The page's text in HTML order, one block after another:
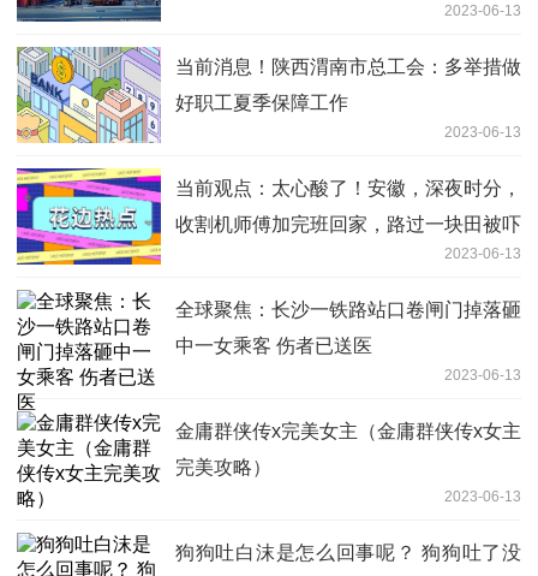
2023-06-13
当前消息！陕西渭南市总工会：多举措做
好职工夏季保障工作
2023-06-13
当前观点：太心酸了！安徽，深夜时分，
收割机师傅加完班回家，路过一块田被吓
2023-06-13
全球聚焦：长沙一铁路站口卷闸门掉落砸
中一女乘客 伤者已送医
2023-06-13
金庸群侠传x完美女主（金庸群侠传x女主
完美攻略）
2023-06-13
狗狗吐白沫是怎么回事呢？ 狗狗吐了没